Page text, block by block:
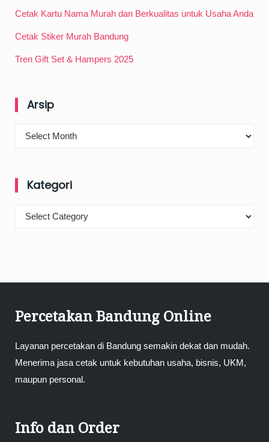
Cetak Kartu Nama Murah dan Berkualitas untuk Usaha Anda
Cetak Stiker Murah Bandung
Tren Gift Set & Hampers 2025
Arsip
Arsip
Kategori
Kategori
Percetakan Bandung Online
Layanan percetakan di Bandung semakin dekat dan mudah.
Menerima jasa cetak untuk kebutuhan usaha, bisnis, UKM,
maupun personal.
Info dan Order